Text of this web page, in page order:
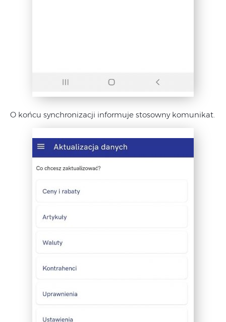
O końcu synchronizacji informuje stosowny komunikat.